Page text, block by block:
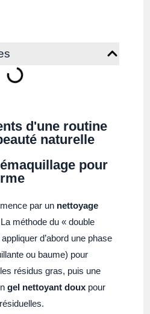
d'une routine
naturelle
pour
par un nettoyage
méthode du « double
d’abord une phase
ou baume) pour
résidus gras, puis une
gel nettoyant doux pour